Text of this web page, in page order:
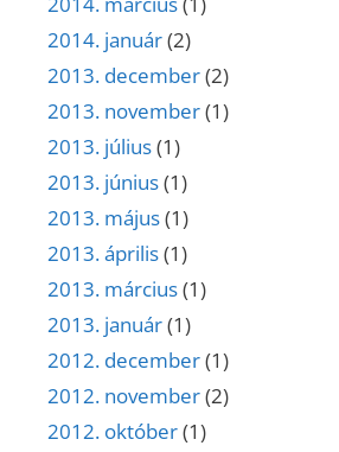
2014. január(2)
2013. december(2)
2013. november(1)
2013. július(1)
2013. június(1)
2013. május(1)
2013. április(1)
2013. március(1)
2013. január(1)
2012. december(1)
2012. november(2)
2012. október(1)